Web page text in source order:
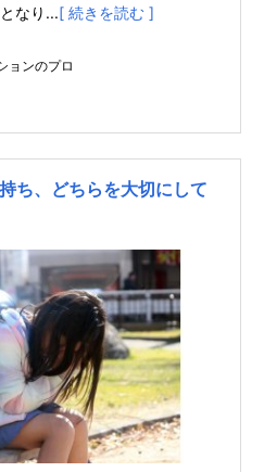
なり...[ 続きを読む ]
ョンのプロ
ち、どちらを大切にして